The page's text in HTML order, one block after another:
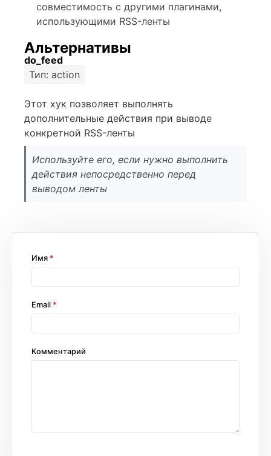
совместимость с другими плагинами,
использующими RSS-ленты
Альтернативы
do_feed
Тип: action
Этот хук позволяет выполнять
дополнительные действия при выводе
конкретной RSS-ленты
Используйте его, если нужно выполнить
действия непосредственно перед
выводом ленты
Комментарий
Имя *
Email *